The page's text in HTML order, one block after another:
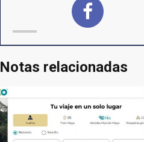
Notas relacionadas